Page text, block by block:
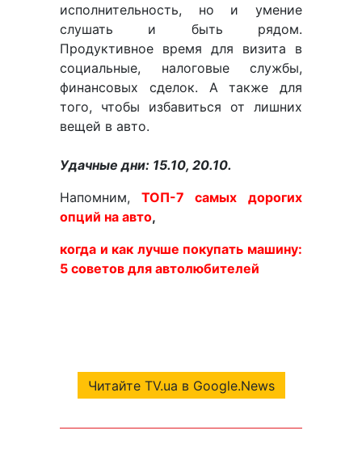
исполнительность, но и умение
слушать и быть рядом.
Продуктивное время для визита в
социальные, налоговые службы,
финансовых сделок. А также для
того, чтобы избавиться от лишних
вещей в авто.
Удачные дни: 15.10, 20.10.
Напомним,
ТОП-7 самых дорогих
опций на авто,
когда и как лучше покупать машину:
5 советов для автолюбителей
Читайте TV.ua в Google.News